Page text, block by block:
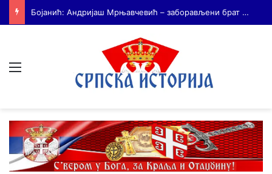
На Дражин дан у Лондону обележено 80. година од мучког убиства генерала Драгољуба Драже Михаиловића